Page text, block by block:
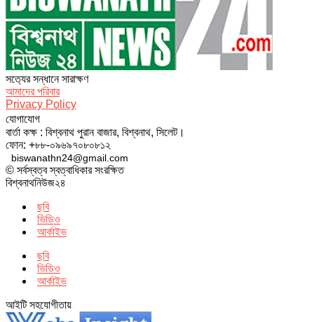
সত‌্যের সন্ধানে সারাক্ষণ
আমাদের পরিবার
Privacy Policy
যোগাযোগ
বার্তা কক্ষ : বিশ্বনাথ পুরান বাজার, বিশ্বনাথ, সিলেট।
ফোন: +৮৮-০৯৬৯৭০৮০৮১২
biswanathn24@gmail.com
© সর্বস্বত্ব স্বত্বাধিকার সংরক্ষিত
বিশ্বনাথনিউজ২৪
ছবি
ভিডিও
আর্কাইভ
ছবি
ভিডিও
আর্কাইভ
আইটি সহযোগীতায়